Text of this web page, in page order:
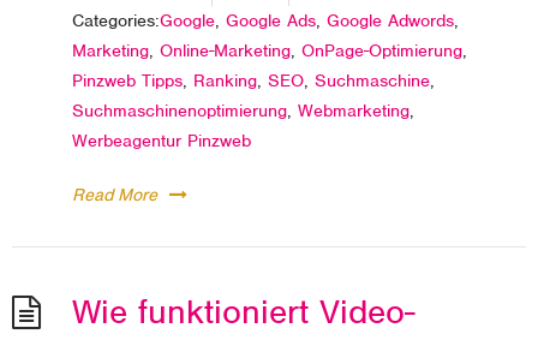
Categories:Google, Google Ads, Google Adwords,
Marketing, Online-Marketing, OnPage-Optimierung,
Pinzweb Tipps, Ranking, SEO, Suchmaschine,
Suchmaschinenoptimierung, Webmarketing,
Werbeagentur Pinzweb
Read More
Wie funktioniert Video-